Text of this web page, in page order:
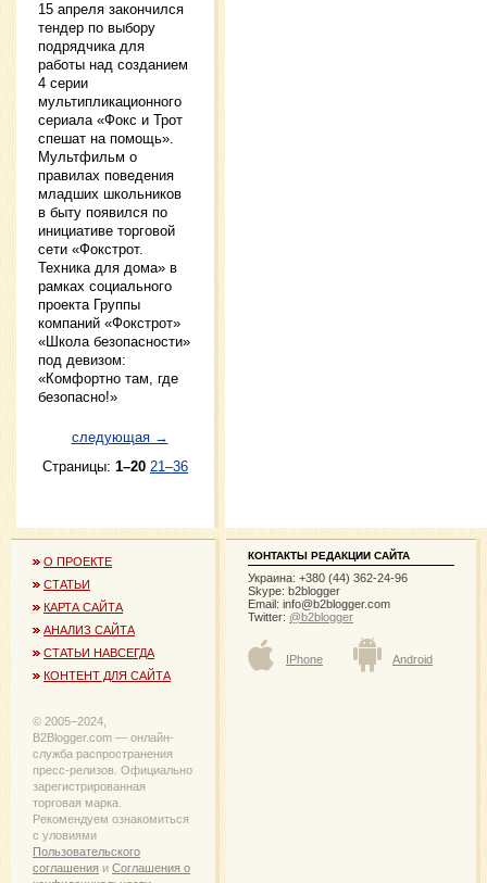
15 апреля закончился
тендер по выбору
подрядчика для
работы над созданием
4 серии
мультипликационного
сериала «Фокс и Трот
спешат на помощь».
Мультфильм о
правилах поведения
младших школьников
в быту появился по
инициативе торговой
сети «Фокстрот.
Техника для дома» в
рамках социального
проекта Группы
компаний «Фокстрот»
«Школа безопасности»
под девизом:
«Комфортно там, где
безопасно!»
следующая →
Страницы: 1–20 21–36
О ПРОЕКТЕ
СТАТЬИ
КАРТА САЙТА
АНАЛИЗ САЙТА
СТАТЬИ НАВСЕГДА
КОНТЕНТ ДЛЯ САЙТА
© 2005−2024,
B2Blogger.com — онлайн-
служба распространения
пресс-релизов. Официально
зарегистрированная
торговая марка.
Рекомендуем ознакомиться
с уловиями
Пользовательского
соглашения и Соглашения о
КОНТАКТЫ РЕДАКЦИИ САЙТА
Украина: +380 (44) 362-24-96
Skype: b2blogger
Email: info@b2blogger.com
Twitter: @b2blogger
IPhone Android